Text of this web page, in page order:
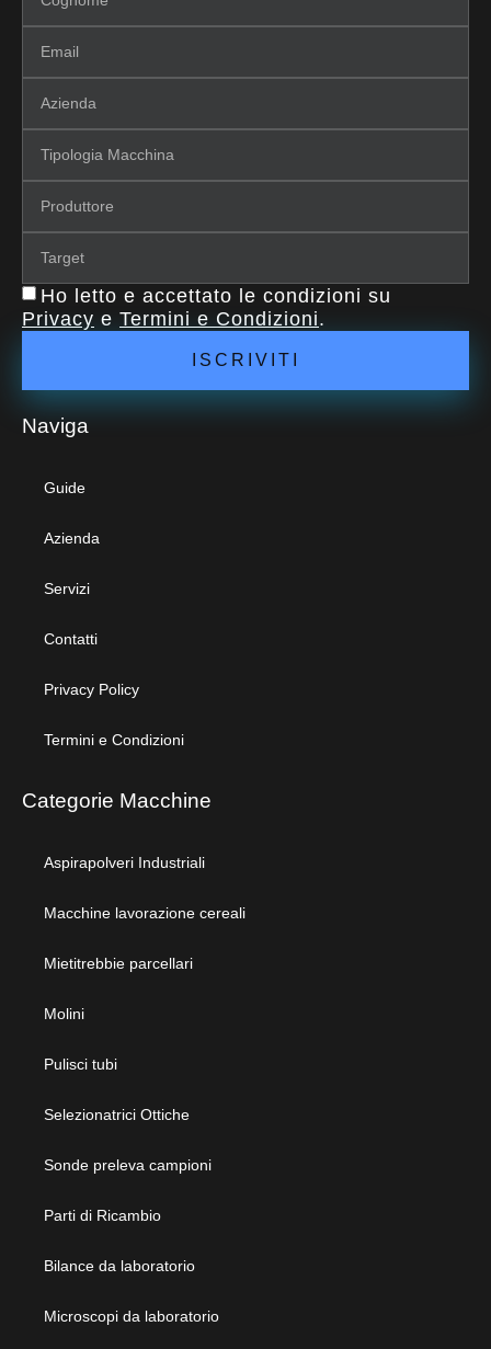
Ho letto e accettato le condizioni su
Privacy e Termini e Condizioni.
ISCRIVITI
Naviga
Guide
Azienda
Servizi
Contatti
Privacy Policy
Termini e Condizioni
Categorie Macchine
Aspirapolveri Industriali
Macchine lavorazione cereali
Mietitrebbie parcellari
Molini
Pulisci tubi
Selezionatrici Ottiche
Sonde preleva campioni
Parti di Ricambio
Bilance da laboratorio
Microscopi da laboratorio